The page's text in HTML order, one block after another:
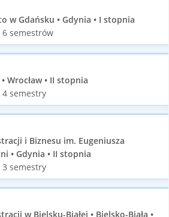
w Gdańsku • Gdynia • I stopnia
semestrów
Wrocław • II stopnia
semestry
i Biznesu im. Eugeniusza
• Gdynia • II stopnia
semestry
w Bielsku-Białej • Bielsko-Biała •